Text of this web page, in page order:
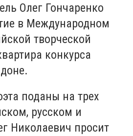
Олег Гончаренко
в Международном
творческой
конкурса
поданы на трех
русском и
Николаевич просит